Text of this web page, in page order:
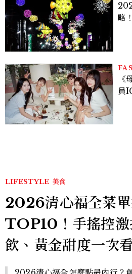
略
《
員
LIFESTYLE 美食
2026清心福全菜
TOP10！手搖控激
飲、黃金甜度一次